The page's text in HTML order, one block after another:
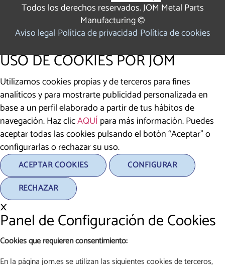
Todos los derechos reservados. JOM Metal Parts
Manufacturing ©
Aviso legalPolítica de privacidadPolítica de cookies
USO DE COOKIES POR JOM
Utilizamos cookies propias y de terceros para fines
analíticos y para mostrarte publicidad personalizada en
base a un perfil elaborado a partir de tus hábitos de
navegación. Haz clicAQUÍ para más información. Puedes
aceptar todas las cookies pulsando el botón “Aceptar” o
configurarlas o rechazar su uso.
ACEPTAR COOKIES
CONFIGURAR
RECHAZAR
×
Panel de Configuración de Cookies
Cookies que requieren consentimiento:
En la página jom.es se utilizan las siguientes cookies de terceros,